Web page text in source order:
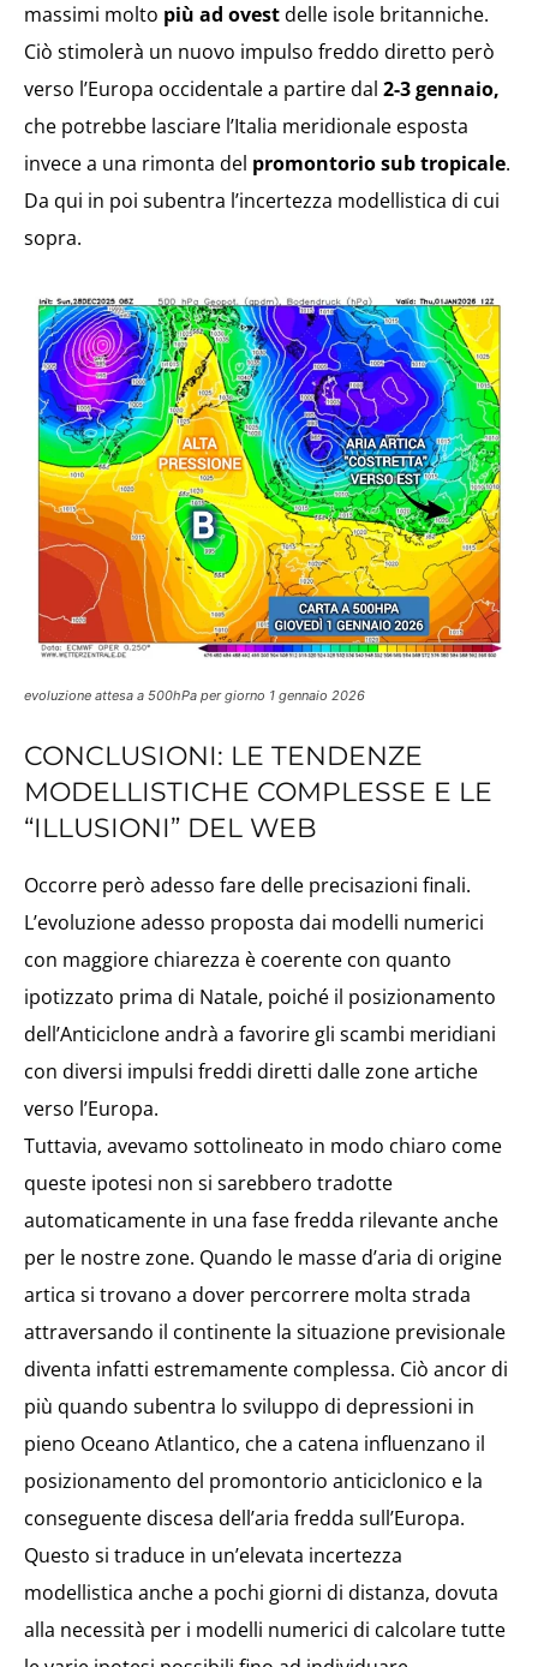
massimi molto più ad ovestdelle isole britanniche.
Ciò stimolerà un nuovo impulso freddo diretto però
verso l’Europa occidentale a partire dal 2-3 gennaio,
che potrebbe lasciare l’Italia meridionale esposta
invece a una rimonta del promontorio sub tropicale.
Da qui in poi subentra l’incertezza modellistica di cui
sopra.
evoluzione attesa a 500hPa per giorno 1 gennaio 2026
CONCLUSIONI: LE TENDENZE
MODELLISTICHE COMPLESSE E LE
“ILLUSIONI” DEL WEB
Occorre però adesso fare delle precisazioni finali.
L’evoluzione adesso proposta dai modelli numerici
con maggiore chiarezza è coerente con quanto
ipotizzato prima di Natale, poiché il posizionamento
dell’Anticiclone andrà a favorire gli scambi meridiani
con diversi impulsi freddi diretti dalle zone artiche
verso l’Europa.
Tuttavia, avevamo sottolineato in modo chiaro come
queste ipotesi non si sarebbero tradotte
automaticamente in una fase fredda rilevante anche
per le nostre zone. Quando le masse d’aria di origine
artica si trovano a dover percorrere molta strada
attraversando il continente la situazione previsionale
diventa infatti estremamente complessa. Ciò ancor di
più quando subentra lo sviluppo di depressioni in
pieno Oceano Atlantico, che a catena influenzano il
posizionamento del promontorio anticiclonico e la
conseguente discesa dell’aria fredda sull’Europa.
Questo si traduce in un’elevata incertezza
modellistica anche a pochi giorni di distanza, dovuta
alla necessità per i modelli numerici di calcolare tutte